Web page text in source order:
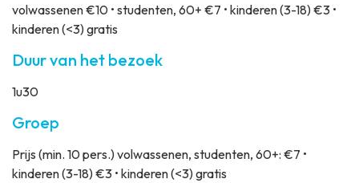
volwassenen €10 • studenten, 60+ €7 • kinderen (3-18) €3 •
kinderen (<3) gratis
Duur van het bezoek
1u30
Groep
Prijs (min. 10 pers.) volwassenen, studenten, 60+: €7 •
kinderen (3-18) €3 • kinderen (<3) gratis